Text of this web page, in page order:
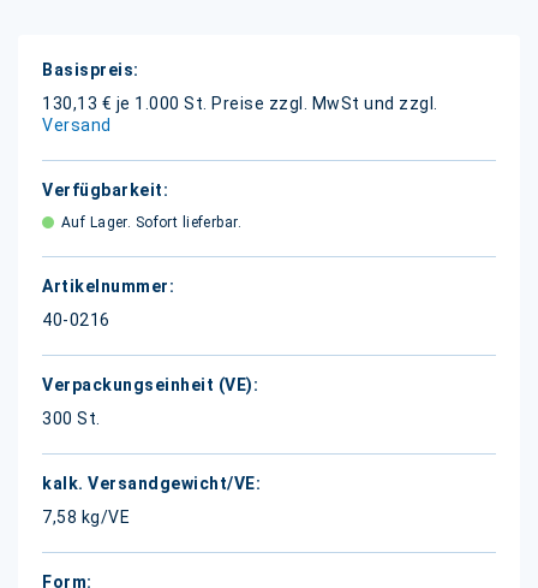
Weitere
Informationen
130,13 € je 1.000 St.
Preise zzgl. MwSt und zzgl.
Versand
Auf Lager. Sofort lieferbar.
40-0216
300 St.
7,58 kg/VE